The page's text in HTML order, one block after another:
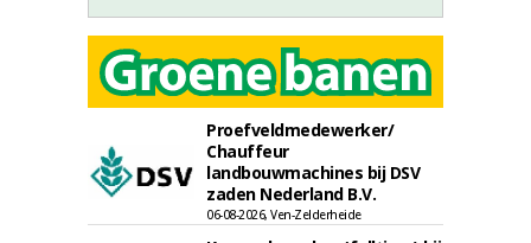
Proefveldmedewerker/
Chauffeur
landbouwmachines bij DSV
zaden Nederland B.V.
06-08-2026, Ven-Zelderheide